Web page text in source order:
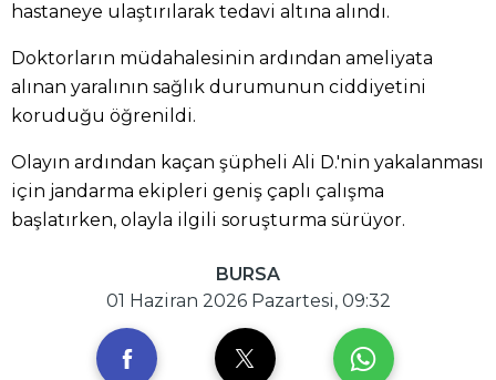
hastaneye ulaştırılarak tedavi altına alındı.
Doktorların müdahalesinin ardından ameliyata
alınan yaralının sağlık durumunun ciddiyetini
koruduğu öğrenildi.
Olayın ardından kaçan şüpheli Ali D.'nin yakalanması
için jandarma ekipleri geniş çaplı çalışma
başlatırken, olayla ilgili soruşturma sürüyor.
BURSA
01 Haziran 2026 Pazartesi, 09:32